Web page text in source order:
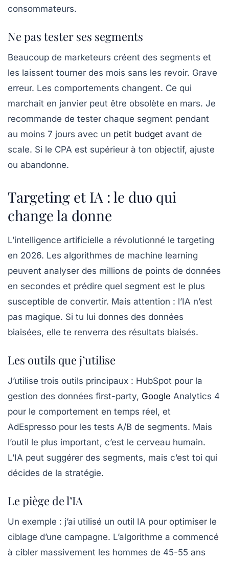
consommateurs.
Ne pas tester ses segments
Beaucoup de marketeurs créent des segments et
les laissent tourner des mois sans les revoir. Grave
erreur. Les comportements changent. Ce qui
marchait en janvier peut être obsolète en mars. Je
recommande de tester chaque segment pendant
au moins 7 jours avec un petit budget avant de
scale. Si le CPA est supérieur à ton objectif, ajuste
ou abandonne.
Targeting et IA : le duo qui
change la donne
L’intelligence artificielle a révolutionné le targeting
en 2026. Les algorithmes de machine learning
peuvent analyser des millions de points de données
en secondes et prédire quel segment est le plus
susceptible de convertir. Mais attention : l’IA n’est
pas magique. Si tu lui donnes des données
biaisées, elle te renverra des résultats biaisés.
Les outils que j’utilise
J’utilise trois outils principaux : HubSpot pour la
gestion des données first-party, Google Analytics 4
pour le comportement en temps réel, et
AdEspresso pour les tests A/B de segments. Mais
l’outil le plus important, c’est le cerveau humain.
L’IA peut suggérer des segments, mais c’est toi qui
décides de la stratégie.
Le piège de l’IA
Un exemple : j’ai utilisé un outil IA pour optimiser le
ciblage d’une campagne. L’algorithme a commencé
à cibler massivement les hommes de 45-55 ans